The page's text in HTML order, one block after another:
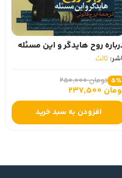
روح هایدگر و این مسئله
ثالث
5٪ تومان 250,000
237,500
افزودن به سبد خرید